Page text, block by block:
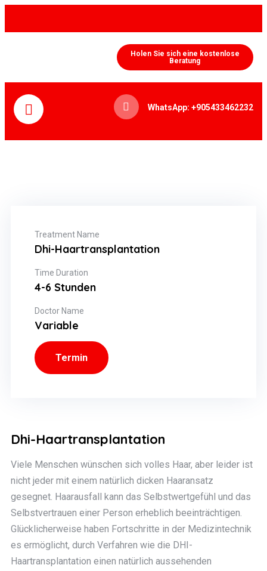
Holen Sie sich eine kostenlose
Beratung
WhatsApp: +905433462232
Treatment Name
Dhi-Haartransplantation
Time Duration
4-6 Stunden
Doctor Name
Variable
Termin
Dhi-Haartransplantation
Viele Menschen wünschen sich volles Haar, aber leider ist
nicht jeder mit einem natürlich dicken Haaransatz
gesegnet. Haarausfall kann das Selbstwertgefühl und das
Selbstvertrauen einer Person erheblich beeinträchtigen.
Glücklicherweise haben Fortschritte in der Medizintechnik
es ermöglicht, durch Verfahren wie die DHI-
Haartransplantation einen natürlich aussehenden